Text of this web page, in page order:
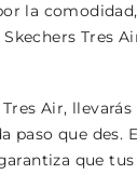
la
Tres
Air, llevarás
paso que des.
que tus